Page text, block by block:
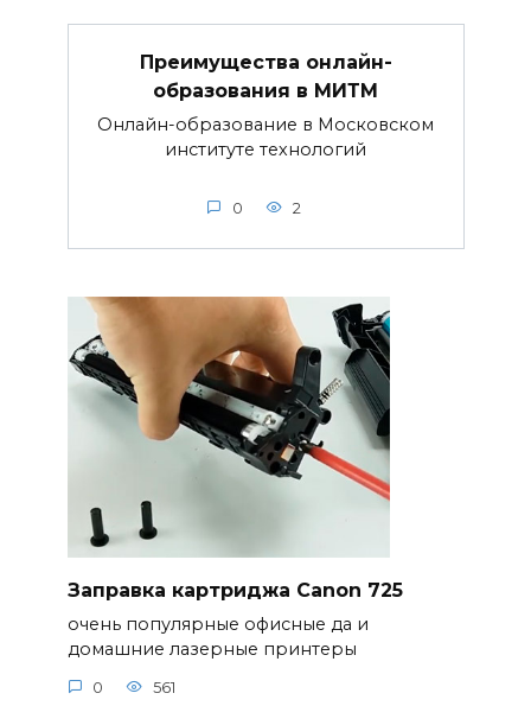
Преимущества онлайн-
образования в МИТМ
Онлайн-образование в Московском
институте технологий
0 2
Заправка картриджа Canon 725
очень популярные офисные да и
домашние лазерные принтеры
0 561